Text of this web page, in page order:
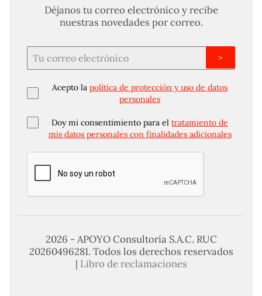
Déjanos tu correo electrónico y recibe
nuestras novedades por correo.
Acepto la política de protección y uso de datos
personales
Doy mi consentimiento para el tratamiento de
mis datos personales con finalidades adicionales
>
2026 - APOYO Consultoría S.A.C. RUC
20260496281. Todos los derechos reservados
| Libro de reclamaciones